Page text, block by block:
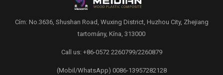
Cím: No.3636, Shushan Road, Wuxing District, Huzhou City, Zhejiang
tartomány, Kína, 313000
Call us: +86-0572 2260799/2260879
(Mobil/WhatsApp) 0086-13957282128